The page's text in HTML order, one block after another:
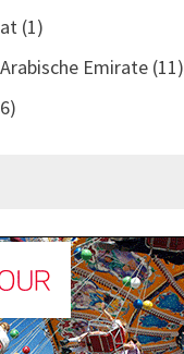
(1)
Emirate(11)